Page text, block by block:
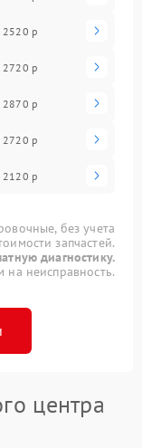
2520 р
2720 р
2870 р
2720 р
2120 р
без учета
запчастей.
диагностику.
неисправность.
центра